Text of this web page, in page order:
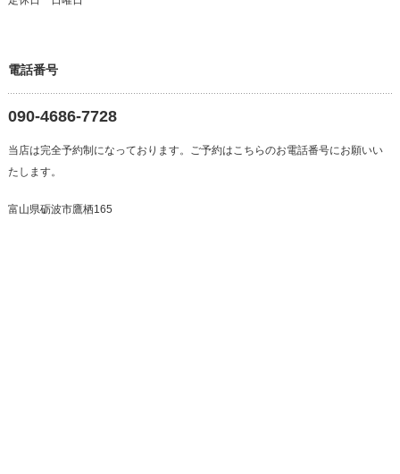
電話番号
090-4686-7728
当店は完全予約制になっております。ご予約はこちらのお電話番号にお願いい
たします。
富山県砺波市鷹栖165